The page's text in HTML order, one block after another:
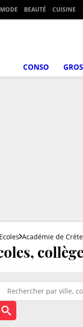
MODE BEAUTÉ CUISINE
CONSO
Ecoles Académie de